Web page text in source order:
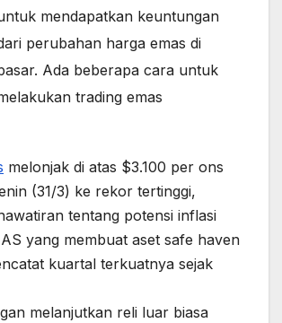
mendapatkan keuntungan
perubahan harga emas di
Ada beberapa cara untuk
trading emas
melonjak di atas $3.100 per ons
(31/3) ke rekor tertinggi,
tentang potensi inflasi
AS yang membuat aset safe haven
kuartal terkuatnya sejak
melanjutkan reli luar biasa